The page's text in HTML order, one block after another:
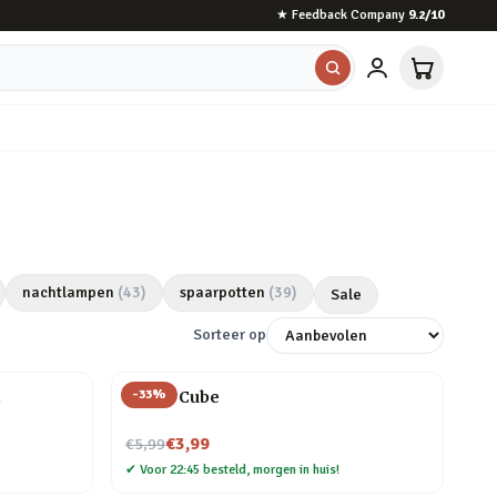
★ Feedback Company 9.2/10
nachtlampen (43) spaarpotten (39) Sale
Sorteer op
-33%
Magic Cube
€5,99
Nu voor€3,99
✔ Voor 22:45 besteld, morgen in huis!